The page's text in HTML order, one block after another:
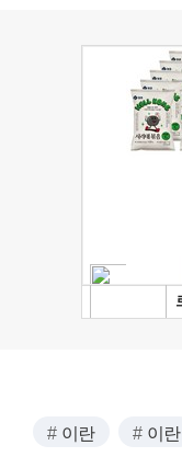
이란 이란